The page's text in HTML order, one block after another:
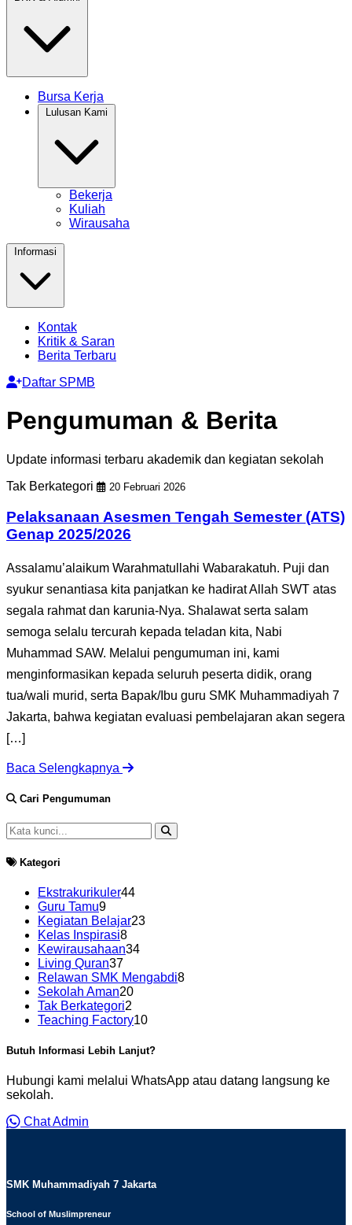
Bursa Kerja
Bekerja
Kuliah
Wirausaha
Kontak
Kritik & Saran
Berita Terbaru
Daftar SPMB
Pengumuman & Berita
Update informasi terbaru akademik dan kegiatan sekolah
Tak Berkategori
20 Februari 2026
Pelaksanaan Asesmen Tengah Semester (ATS)
Genap 2025/2026
Assalamu’alaikum Warahmatullahi Wabarakatuh. Puji dan
syukur senantiasa kita panjatkan ke hadirat Allah SWT atas
segala rahmat dan karunia-Nya. Shalawat serta salam
semoga selalu tercurah kepada teladan kita, Nabi
Muhammad SAW. Melalui pengumuman ini, kami
menginformasikan kepada seluruh peserta didik, orang
tua/wali murid, serta Bapak/Ibu guru SMK Muhammadiyah 7
Jakarta, bahwa kegiatan evaluasi pembelajaran akan segera
[…]
Baca Selengkapnya
Cari Pengumuman
Kategori
Ekstrakurikuler44
Guru Tamu9
Kegiatan Belajar23
Kelas Inspirasi8
Kewirausahaan34
Living Quran37
Relawan SMK Mengabdi8
Sekolah Aman20
Tak Berkategori2
Teaching Factory10
Butuh Informasi Lebih Lanjut?
Hubungi kami melalui WhatsApp atau datang langsung ke
sekolah.
Chat Admin
SMK Muhammadiyah 7 Jakarta
School of Muslimpreneur